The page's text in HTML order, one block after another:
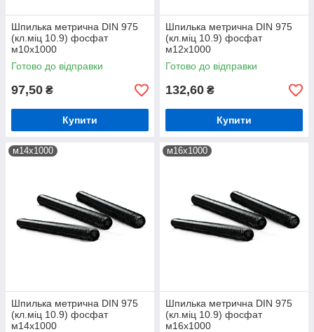
Шпилька метрична DIN 975
(кл.міц 10.9) фосфат
м10х1000
Готово до відправки
97,50 ₴
Купити
Шпилька метрична DIN 975
(кл.міц 10.9) фосфат
м12х1000
Готово до відправки
132,60 ₴
Купити
м14х1000
Шпилька метрична DIN 975
(кл.міц 10.9) фосфат
м14х1000
м16х1000
Шпилька метрична DIN 975
(кл.міц 10.9) фосфат
м16х1000